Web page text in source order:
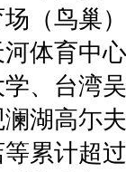
（鸟巢
体育中
、台湾
湖高尓
累计超